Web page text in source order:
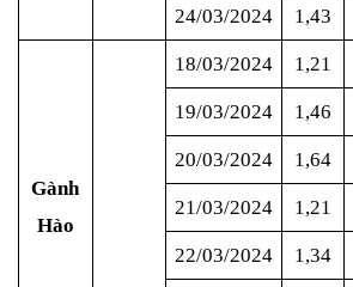
24/03/2024 1,43
Gành
Hào
18/03/2024 1,21
19/03/2024 1,46
20/03/2024 1,64
21/03/2024 1,21
22/03/2024 1,34